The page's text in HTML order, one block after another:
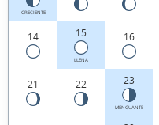
CRECIENTE
14 15
LLENA
16
21 22 23
MENGUANTE